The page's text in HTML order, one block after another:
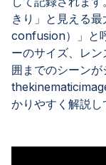
きり」と見える
confusion）」と
ーのサイズ、レ
囲までのシーン
かりやすく解説し